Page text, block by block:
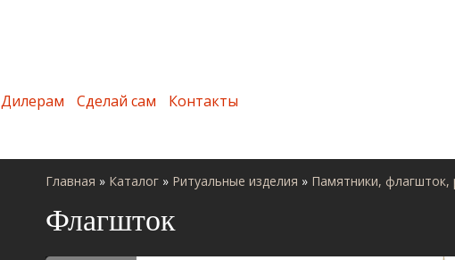
Дилерам Сделай сам Контакты
Главная » Каталог » Ритуальные изделия » Памятники,
Флагшток